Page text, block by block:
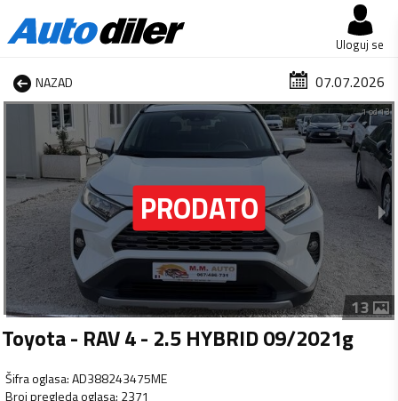
Uloguj se
NAZAD 07.07.2026
1 od 13
13
Toyota - RAV 4 - 2.5 HYBRID 09/2021g
Šifra oglasa:AD388243475ME
Broj pregleda oglasa: 2371